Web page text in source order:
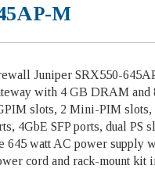
M
Juniper SRX550-
with 4 GB DRAM and
slots, 2 Mini-PIM slots,
4GbE SFP ports, dual PS
645 watt AC power supply
cord and rack-mount kit